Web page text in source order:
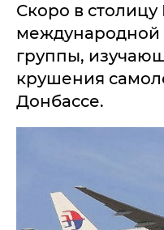
Скоро в
международной
группы,
крушения
Донбассе.